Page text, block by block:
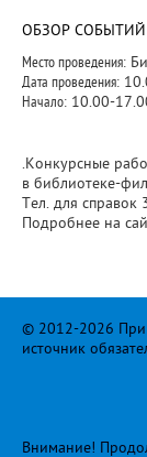
ОБЗОР СОБЫТИЙ
Место проведения:
Дата проведения:
Начало: 10.00-
.Конкурсные
в библиотеке-
Тел. для справок
Подробнее на
© 2012-2026 При
источник
Внимание!